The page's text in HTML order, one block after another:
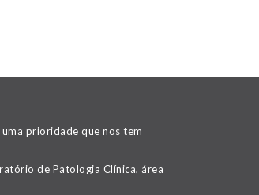
prioridade que nos tem
de Patologia Clínica, área